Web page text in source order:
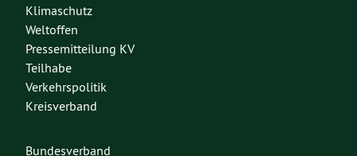
Klimaschutz
Weltoffen
Pressemitteilung KV
Teilhabe
Verkehrspolitik
Kreisverband
Bundesverband